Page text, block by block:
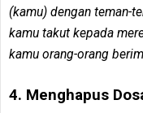
(kamu) dengan teman-
kamu takut kepada
kamu orang-orang
4. Menghapus